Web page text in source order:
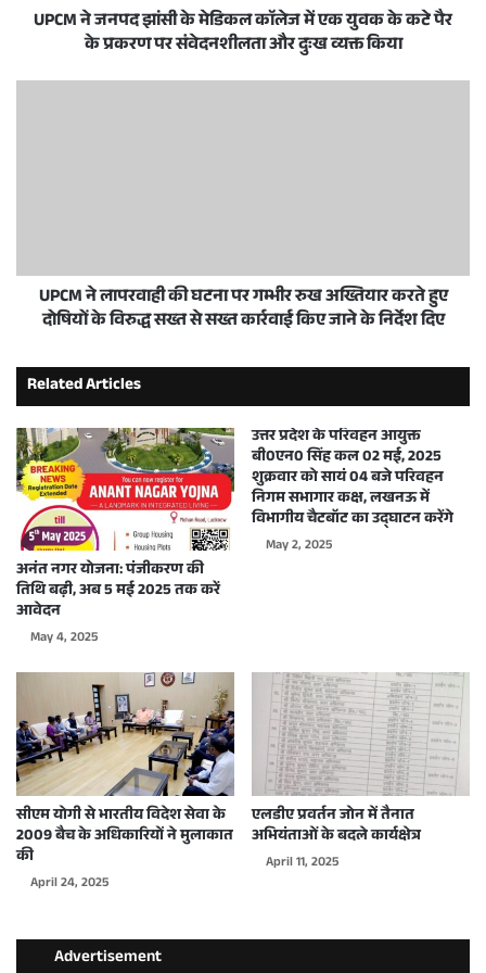
UPCM ने जनपद झांसी के मेडिकल काॅलेज में एक युवक के कटे पैर
के प्रकरण पर संवेदनशीलता और दुःख व्यक्त किया
UPCM ने लापरवाही की घटना पर गम्भीर रुख अख्तियार करते हुए
दोषियों के विरुद्ध सख्त से सख्त कार्रवाई किए जाने के निर्देश दिए
Related Articles
अनंत नगर योजना: पंजीकरण की
तिथि बढ़ी, अब 5 मई 2025 तक करें
आवेदन
May 4, 2025
उत्तर प्रदेश के परिवहन आयुक्त
बी0एन0 सिंह कल 02 मई, 2025
शुक्रवार को सायं 04 बजे परिवहन
निगम सभागार कक्ष, लखनऊ में
विभागीय चैटबॉट का उद्घाटन करेंगे
May 2, 2025
सीएम योगी से भारतीय विदेश सेवा के
2009 बैच के अधिकारियों ने मुलाकात
की
April 24, 2025
एलडीए प्रवर्तन जोन में तैनात
अभियंताओं के बदले कार्यक्षेत्र
April 11, 2025
Advertisement